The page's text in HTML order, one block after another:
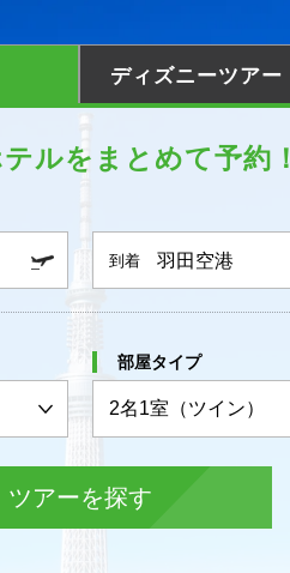
ディズニーツアー
ルをまとめて予約！
部屋タイプ
到着 羽田空港